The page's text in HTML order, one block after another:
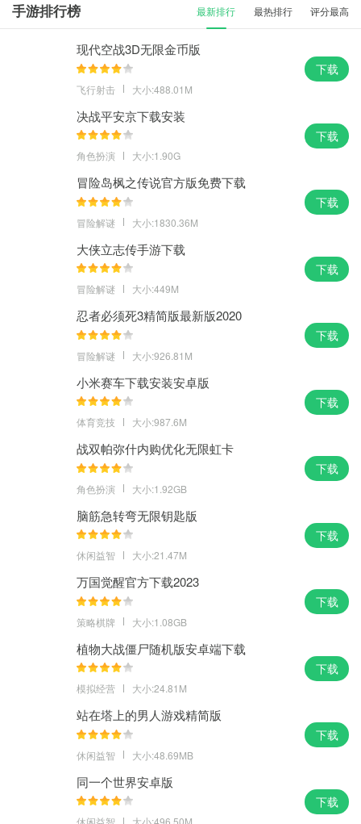
手游排行榜 最新排行 最热排行 评分最高
现代空战3D无限金币版
飞行射击 大小:488.01M
下载
决战平安京下载安装
角色扮演 大小:1.90G
下载
冒险岛枫之传说官方版免费下载
冒险解谜 大小:1830.36M
下载
大侠立志传手游下载
冒险解谜 大小:449M
下载
忍者必须死3精简版最新版2020
冒险解谜 大小:926.81M
下载
小米赛车下载安装安卓版
体育竞技 大小:987.6M
下载
战双帕弥什内购优化无限虹卡
角色扮演 大小:1.92GB
下载
脑筋急转弯无限钥匙版
休闲益智 大小:21.47M
下载
万国觉醒官方下载2023
策略棋牌 大小:1.08GB
下载
植物大战僵尸随机版安卓端下载
模拟经营 大小:24.81M
下载
站在塔上的男人游戏精简版
休闲益智 大小:48.69MB
下载
同一个世界安卓版
休闲益智 大小:496.50M
下载